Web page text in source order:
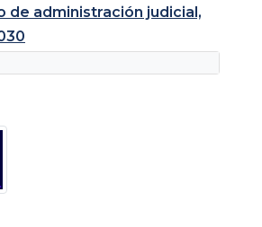
de administración judicial,